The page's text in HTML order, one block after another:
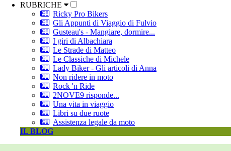
RUBRICHE
Ricky Pro Bikers
Gli Appunti di Viaggio di Fulvio
Gusteau's - Mangiare, dormire...
I giri di Albachiara
Le Strade di Matteo
Le Classiche di Michele
Lady Biker - Gli articoli di Anna
Non ridere in moto
Rock 'n Ride
2NOVE9 risponde...
Una vita in viaggio
Libri su due ruote
Assistenza legale da moto
IL BLOG